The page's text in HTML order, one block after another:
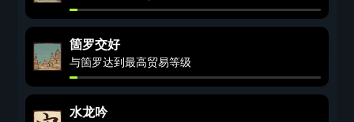
箇罗交好
与箇罗达到最高贸易等级
水龙吟